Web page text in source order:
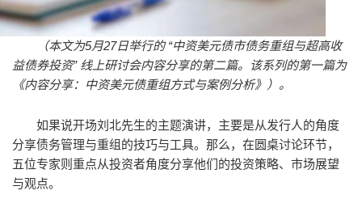
（本文为5月27日举行的 “中资美元债市债务重组与超高收
益债券投资” 线上研讨会内容分享的第二篇。该系列的第一篇为
《内容分享：中资美元债重组方式与案例分析》）。
如果说开场刘北先生的主题演讲，主要是从发行人的角度
分享债务管理与重组的技巧与工具。那么，在圆桌讨论环节，
五位专家则重点从投资者角度分享他们的投资策略、市场展望
与观点。